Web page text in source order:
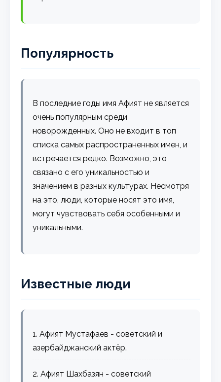
Популярность
В последние годы имя Афият не является
очень популярным среди
новорожденных. Оно не входит в топ
списка самых распространенных имен, и
встречается редко. Возможно, это
связано с его уникальностью и
значением в разных культурах. Несмотря
на это, люди, которые носят это имя,
могут чувствовать себя особенными и
уникальными.
Известные люди
1. Афият Мустафаев - советский и
азербайджанский актёр.
2. Афият Шахбазян - советский